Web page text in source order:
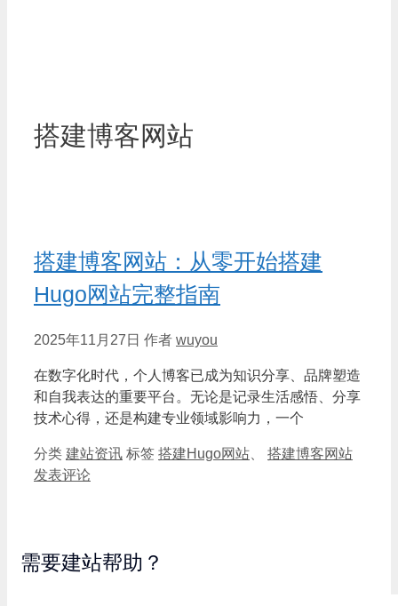
搭建博客网站
搭建博客网站：从零开始搭建
Hugo网站完整指南
2025年11月27日 作者 wuyou
在数字化时代，个人博客已成为知识分享、品牌塑造
和自我表达的重要平台。无论是记录生活感悟、分享
技术心得，还是构建专业领域影响力，一个
分类 建站资讯 标签 搭建Hugo网站
搭建博客网站
发表评论
需要建站帮助？